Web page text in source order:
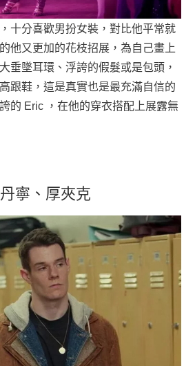
十分喜歡男扮女裝，對比他平常就
他又更加的花枝招展，為自己畫上
垂墜耳環、浮誇的假髮或是包頭，
跟鞋，這是真實也是最充滿自信的
的 Eric ，在他的穿衣搭配上展露無
寧、厚夾克